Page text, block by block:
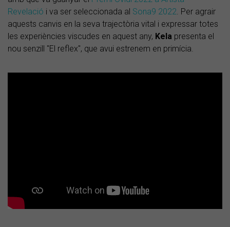
Revelació i va ser seleccionada al Sona9 2022. Per agrair
aquests canvis en la seva trajectòria vital i expressar totes
les experiències viscudes en aquest any, Kela presenta el
nou senzill "El reflex", que avui estrenem en primícia.